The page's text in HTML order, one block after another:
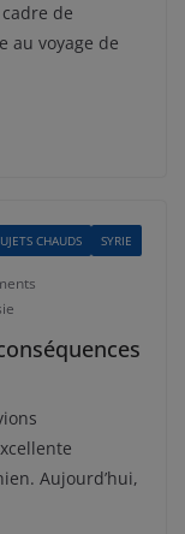
de
au voyage de
CHAUDS SYRIE
Aujourd’hui,